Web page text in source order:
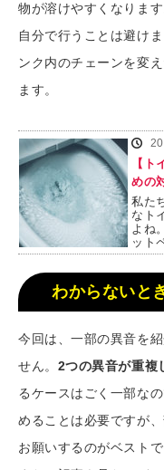
物が溶けやすくなりま
自分で行うことは避け
ンク内のチェーンを変
ます。
【
めの
私た
なト
よね
ット
わからないと
今回は、一部の異音を
せん。 2つの異音が重複
るケースはごく一部な
めることは必要ですが
お願いするのがベストで